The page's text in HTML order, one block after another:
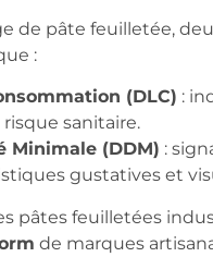
de pâte feuilletée,
:
(DLC) :
sanitaire.
Minimale (DDM) :
gustatives et
pâtes feuilletées
de marques